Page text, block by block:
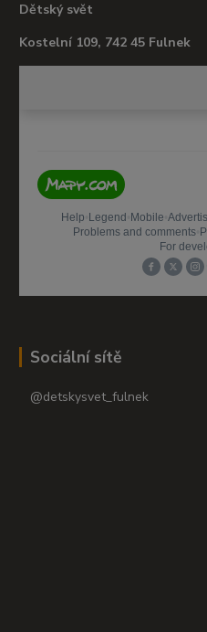
Dětský svět
Kostelní 109, 742 45 Fulnek
Sociální sítě
@detskysvet_fulnek